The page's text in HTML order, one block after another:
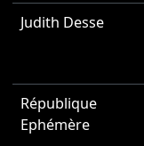
Judith Desse
République
Ephémère